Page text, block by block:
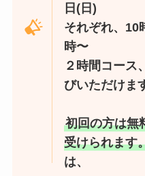
日(日)
それぞれ、10
時〜
２時間コース
びいただけま
初回の方は無
受けられます
は、